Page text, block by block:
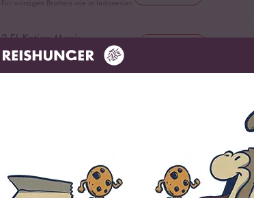
2EL Ketjap Manis
Original süße Sojasauce aus Indonesien
Scharlotten